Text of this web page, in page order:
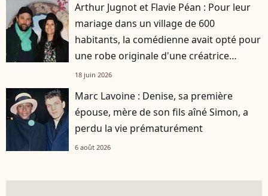
Arthur Jugnot et Flavie Péan : Pour leur
mariage dans un village de 600
habitants, la comédienne avait opté pour
une robe originale d'une créatrice
française
18 juin 2026
Marc Lavoine : Denise, sa première
épouse, mère de son fils aîné Simon, a
perdu la vie prématurément
6 août 2026